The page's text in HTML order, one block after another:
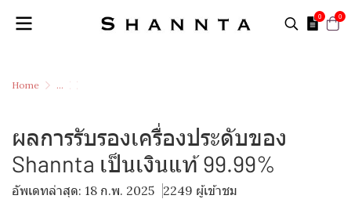
0 0
Home ...
ผลการรับรองเครื่องประดับของ
Shannta เป็นเงินแท้ 99.99%
อัพเดทล่าสุด: 18 ก.พ. 2025 2249 ผู้เข้าชม